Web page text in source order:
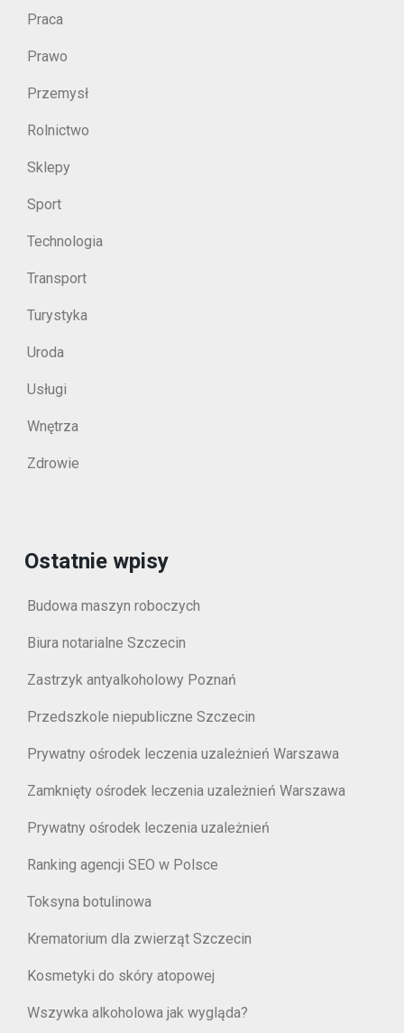
Praca
Prawo
Przemysł
Rolnictwo
Sklepy
Sport
Technologia
Transport
Turystyka
Uroda
Usługi
Wnętrza
Zdrowie
Ostatnie wpisy
Budowa maszyn roboczych
Biura notarialne Szczecin
Zastrzyk antyalkoholowy Poznań
Przedszkole niepubliczne Szczecin
Prywatny ośrodek leczenia uzależnień Warszawa
Zamknięty ośrodek leczenia uzależnień Warszawa
Prywatny ośrodek leczenia uzależnień
Ranking agencji SEO w Polsce
Toksyna botulinowa
Krematorium dla zwierząt Szczecin
Kosmetyki do skóry atopowej
Wszywka alkoholowa jak wygląda?